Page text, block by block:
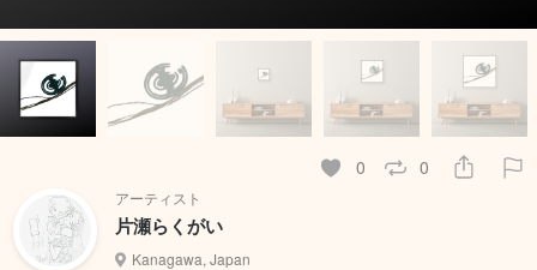
0 0
アーティスト
片瀬らくがい
Kanagawa, Japan